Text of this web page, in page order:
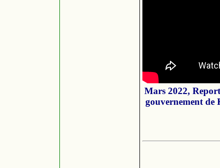
Mars 2022,
gouvernement de